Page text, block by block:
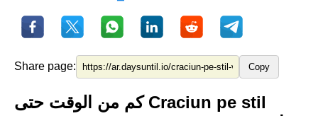
Share page: Copy
كم من الوقت حتى Craciun pe stil